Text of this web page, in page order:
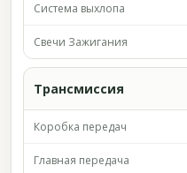
Система выхлопа
Свечи Зажигания
Трансмиссия
Коробка передач
Главная передача